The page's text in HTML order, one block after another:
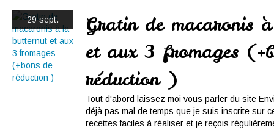
29 sept.
Gratin de macaronis
et aux 3 fromages
réduction )
Tout d'abord laissez moi vous parler du site
déjà pas mal de temps que je suis inscrite sur
recettes faciles à réaliser et je reçois